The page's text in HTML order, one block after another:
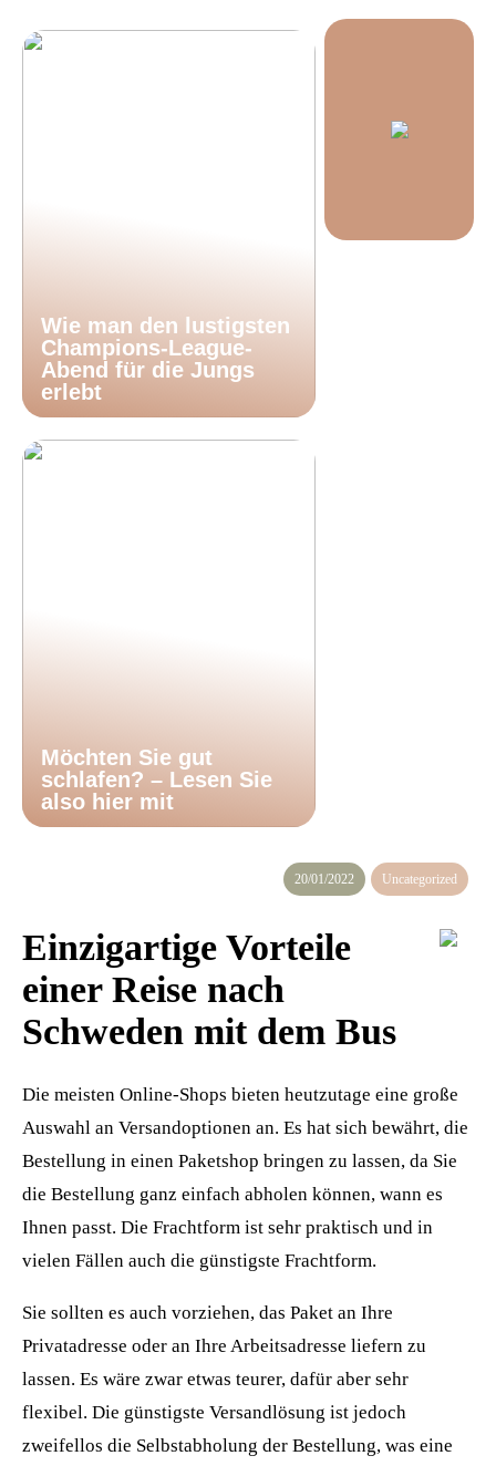
Wie man den lustigsten
Champions-League-
Abend für die Jungs
erlebt
Möchten Sie gut
schlafen? – Lesen Sie
also hier mit
20/01/2022 Uncategorized
Einzigartige Vorteile
einer Reise nach
Schweden mit dem Bus
Die meisten Online-Shops bieten heutzutage eine große
Auswahl an Versandoptionen an. Es hat sich bewährt, die
Bestellung in einen Paketshop bringen zu lassen, da Sie
die Bestellung ganz einfach abholen können, wann es
Ihnen passt. Die Frachtform ist sehr praktisch und in
vielen Fällen auch die günstigste Frachtform.
Sie sollten es auch vorziehen, das Paket an Ihre
Privatadresse oder an Ihre Arbeitsadresse liefern zu
lassen. Es wäre zwar etwas teurer, dafür aber sehr
flexibel. Die günstigste Versandlösung ist jedoch
zweifellos die Selbstabholung der Bestellung, was eine